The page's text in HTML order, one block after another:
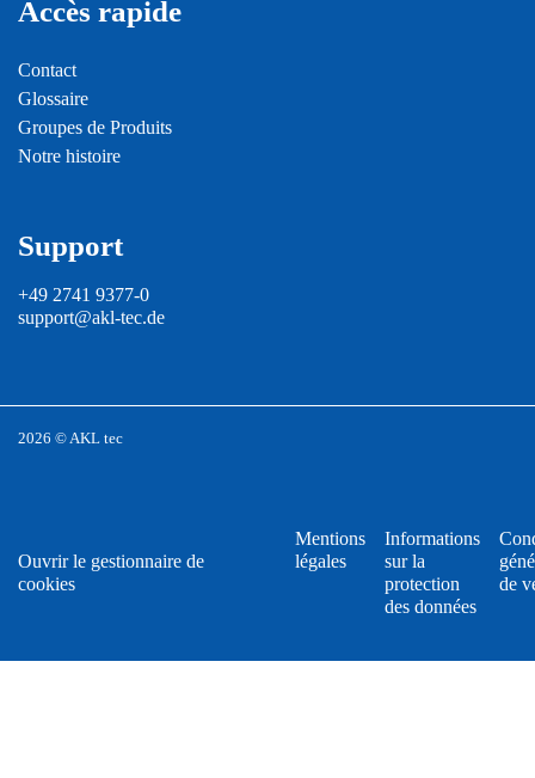
Accès rapide
Contact
Glossaire
Groupes de Produits
Notre histoire
Support
+49 2741 9377-0
support@akl-tec.de
2026 © AKL tec
Ouvrir le gestionnaire de
cookies
Mentions
légales
Informations
sur la
protection
des données
de